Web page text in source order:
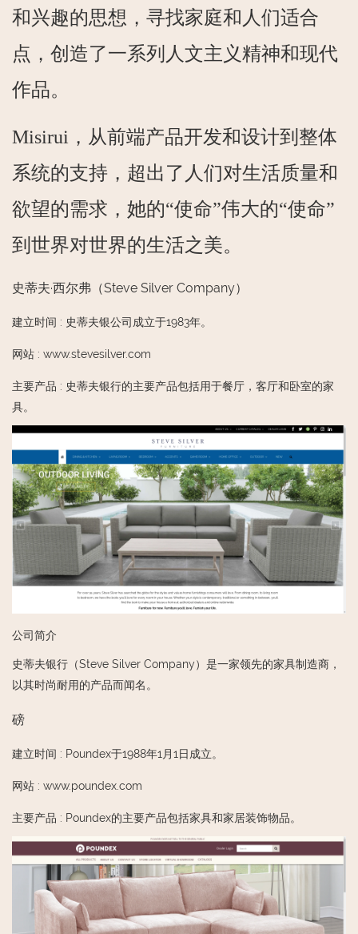
和兴趣的思想，寻找家庭和人们适合
点，创造了一系列人文主义精神和现代
作品。
Misirui，从前端产品开发和设计到整体
系统的支持，超出了人们对生活质量和
欲望的需求，她的“使命”伟大的“使命”
到世界对世界的生活之美。
史蒂夫·西尔弗（Steve Silver Company）
建立时间 : 史蒂夫银公司成立于1983年。
网站 : www.stevesilver.com
主要产品 : 史蒂夫银行的主要产品包括用于餐厅，客厅和卧室的家
具。
公司简介
史蒂夫银行（Steve Silver Company）是一家领先的家具制造商，
以其时尚耐用的产品而闻名。
磅
建立时间 : Poundex于1988年1月1日成立。
网站 : www.poundex.com
主要产品 : Poundex的主要产品包括家具和家居装饰物品。